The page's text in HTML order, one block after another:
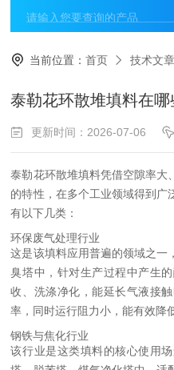
当前位置：首页 技术文章
泰勒花环散堆填料在
更新时间：2026-07-06
泰勒花环散堆填料凭借空隙率大
的特性，在多个工业领域得到广
有以下几类：
环保废气处理行业
这是该填料应用普遍的领域之一
臭塔中，针对生产过程中产生
收、洗涤净化，能延长气液接
率，同时运行阻力小，能有效降
钢铁与焦化行业
该行业是这类填料的核心使用